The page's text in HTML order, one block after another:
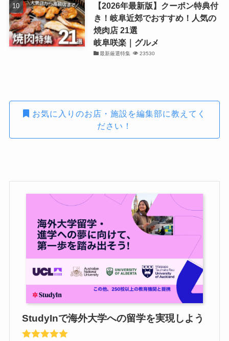
【2026年最新版】クーポン特典付
き！岐阜近郊でおすすめ！人気の
焼肉店 21選
岐阜咲楽｜グルメ
最新厳選特集 23530
お気に入りのお店・施設を編集部に教えてく
ださい！
StudyInで海外大学への留学を実現しよう